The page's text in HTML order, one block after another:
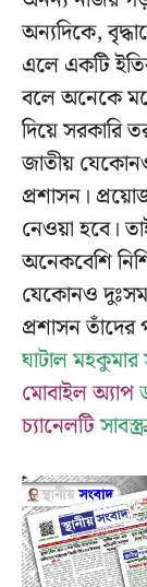
অন্যদিকে,
এলে একটি
বলে অনেকে
দিয়ে সরকারি
জাতীয়
প্রশাসন।
নেওয়া হবে।
অনেকবেশি
যেকোনও
প্রশাসন
ঘাটাল
মোবাইল অ্যাপ
চ্যানেলটি